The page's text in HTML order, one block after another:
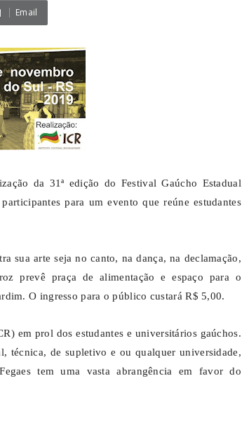
Email
da 31ª edição do Festival Gaúcho Estadual
para um evento que reúne estudantes
sua arte seja no canto, na dança, na declamação,
prevê praça de alimentação e espaço para o
O ingresso para o público custará R$ 5,00.
em prol dos estudantes e universitários gaúchos.
técnica, de supletivo e ou qualquer universidade,
tem uma vasta abrangência em favor do